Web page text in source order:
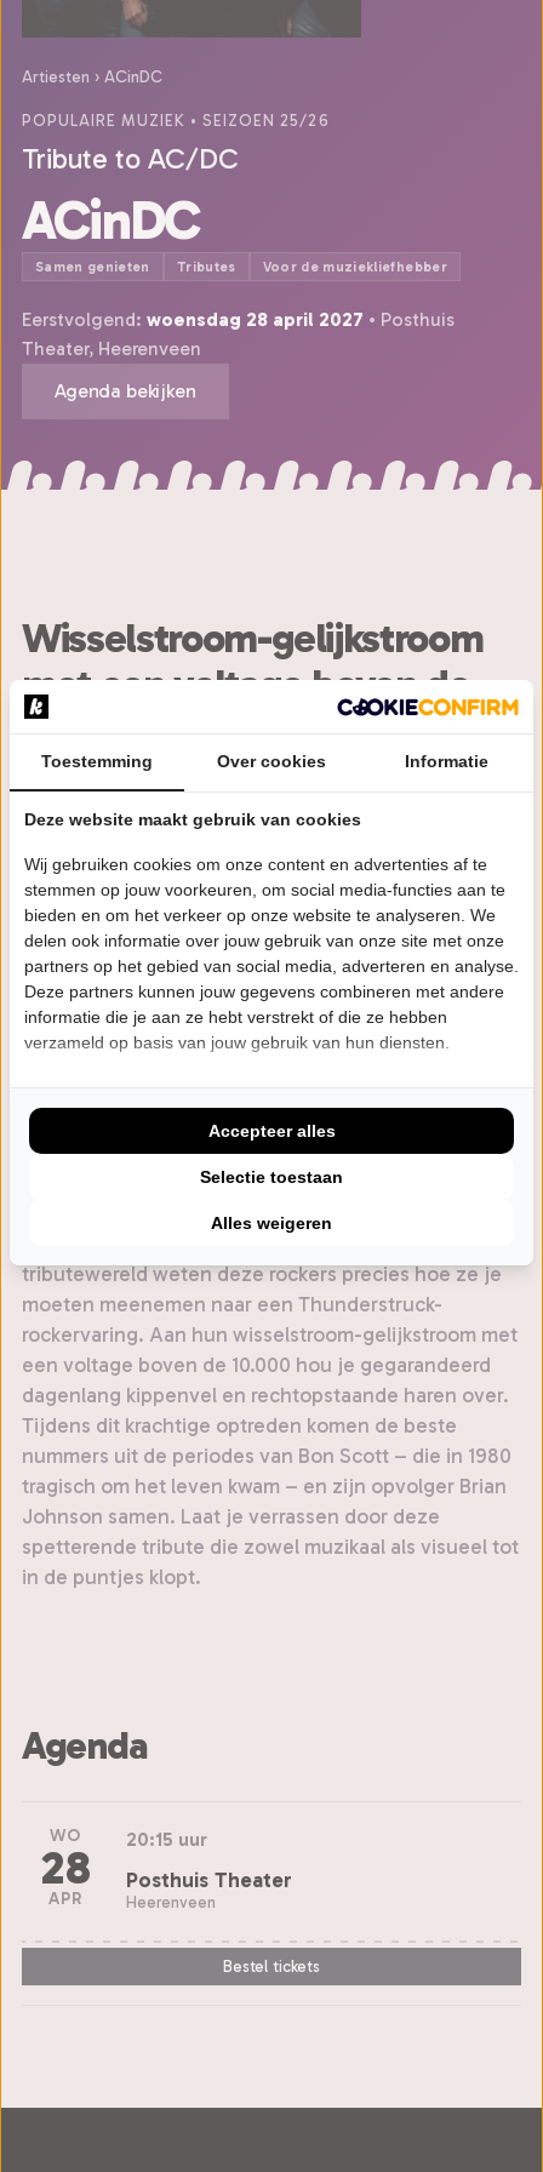
Artiesten › ACinDC
POPULAIRE MUZIEK • SEIZOEN 25/26
Tribute to AC/DC
ACinDC
Samen genieten Tributes Voor de muziekliefhebber
Eerstvolgend: woensdag 28 april 2027 • Posthuis
Theater, Heerenveen
Agenda bekijken
Wisselstroom-gelijkstroom
met een voltage boven de
10.000.
De mannen van ACinDC nemen je vanaf het moment
dat zij het podium betreden mee op een 'Highway to
Hell'. De AC/DC-tributeband herbergt de ritmesectie
van Action in DC, die in het eerste decennium van
deze eeuw festivals als Bospop, Graspop, Paaspop
en de Zwarte Cross op de grondvesten deed trillen.
Een trilling die tot in Australië gevoeld werd, want de
groep maakte een tournee Down Under op
uitnodiging van het managementbureau van AC/DC.
ACinDC het daglicht, met genoemde ritmesectie
naast de fantastische Bon Scott-vertolker John
tributewereld weten deze rockers precies hoe ze je
moeten meenemen naar een Thunderstruck-
rockervaring. Aan hun wisselstroom-gelijkstroom met
een voltage boven de 10.000 hou je gegarandeerd
dagenlang kippenvel en rechtopstaande haren over.
Tijdens dit krachtige optreden komen de beste
nummers uit de periodes van Bon Scott – die in 1980
tragisch om het leven kwam – en zijn opvolger Brian
Johnson samen. Laat je verrassen door deze
spetterende tribute die zowel muzikaal als visueel tot
in de puntjes klopt.
Agenda
WO
28
APR
20:15 uur
Posthuis Theater
Heerenveen
Bestel tickets
Toestemming Over cookies Informatie
Deze website maakt gebruik van cookies
Wij gebruiken cookies om onze content en advertenties af te
stemmen op jouw voorkeuren, om social media-functies aan te
bieden en om het verkeer op onze website te analyseren. We
delen ook informatie over jouw gebruik van onze site met onze
partners op het gebied van social media, adverteren en analyse.
Deze partners kunnen jouw gegevens combineren met andere
informatie die je aan ze hebt verstrekt of die ze hebben
verzameld op basis van jouw gebruik van hun diensten.
Alles weigeren
Selectie toestaan
Accepteer alles